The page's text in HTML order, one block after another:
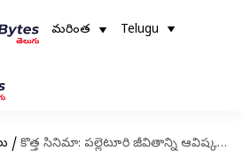
మరింత Telugu
/ కొత్త సినిమా: పల్లెటూరి జీవితాన్ని ఆవిష్కరించే ఏందిరా ఈ పంచాయితీ